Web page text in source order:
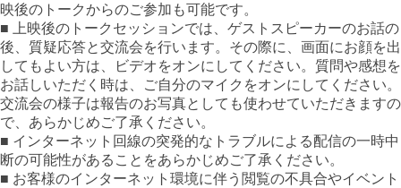
映後のトークからのご参加も可能です。
■ 上映後のトークセッションでは、ゲストスピーカーのお話の
後、質疑応答と交流会を行います。その際に、画面にお顔を出
してもよい方は、ビデオをオンにしてください。質問や感想を
お話しいただく時は、ご自分のマイクをオンにしてください。
交流会の様子は報告のお写真としても使わせていただきますの
で、あらかじめご了承ください。
■ インターネット回線の突発的なトラブルによる配信の一時中
断の可能性があることをあらかじめご了承ください。
■ お客様のインターネット環境に伴う閲覧の不具合やイベント